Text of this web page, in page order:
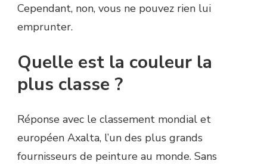
Cependant, non, vous ne pouvez rien lui
emprunter.
Quelle est la couleur la
plus classe ?
Réponse avec le classement mondial et
européen Axalta, l’un des plus grands
fournisseurs de peinture au monde. Sans